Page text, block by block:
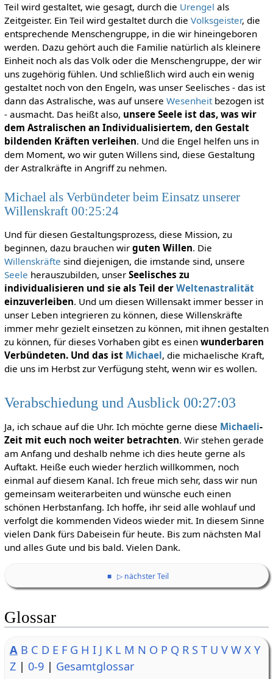
Teil wird gestaltet, wie gesagt, durch die Urengel als
Zeitgeister. Ein Teil wird gestaltet durch die Volksgeister, die
entsprechende Menschengruppe, in die wir hineingeboren
werden. Dazu gehört auch die Familie natürlich als kleinere
Einheit noch als das Volk oder die Menschengruppe, der wir
uns zugehörig fühlen. Und schließlich wird auch ein wenig
gestaltet noch von den Engeln, was unser Seelisches - das ist
dann das Astralische, was auf unsere Wesenheitbezogen ist
- ausmacht. Das heißt also, unsere Seele ist das, was wir
dem Astralischen an Individualisiertem, den Gestalt
bildenden Kräften verleihen. Und die Engel helfen uns in
dem Moment, wo wir guten Willens sind, diese Gestaltung
der Astralkräfte in Angriff zu nehmen.
Michael als Verbündeter beim Einsatz unserer
Willenskraft 00:25:24
Und für diesen Gestaltungsprozess, diese Mission, zu
beginnen, dazu brauchen wir guten Willen. Die
Willenskräfte sind diejenigen, die imstande sind, unsere
Seele herauszubilden, unser Seelisches zu
individualisieren und sie als Teil der Weltenastralität
einzuverleiben. Und um diesen Willensakt immer besser in
unser Leben integrieren zu können, diese Willenskräfte
immer mehr gezielt einsetzen zu können, mit ihnen gestalten
zu können, für dieses Vorhaben gibt es einen wunderbaren
Verbündeten. Und das ist Michael, die michaelische Kraft,
die uns im Herbst zur Verfügung steht, wenn wir es wollen.
Verabschiedung und Ausblick 00:27:03
Ja, ich schaue auf die Uhr. Ich möchte gerne diese Michaeli-
Zeit mit euch noch weiter betrachten. Wir stehen gerade
am Anfang und deshalb nehme ich dies heute gerne als
Auftakt. Heiße euch wieder herzlich willkommen, noch
einmal auf diesem Kanal. Ich freue mich sehr, dass wir nun
gemeinsam weiterarbeiten und wünsche euch einen
schönen Herbstanfang. Ich hoffe, ihr seid alle wohlauf und
verfolgt die kommenden Videos wieder mit. In diesem Sinne
vielen Dank fürs Dabeisein für heute. Bis zum nächsten Mal
und alles Gute und bis bald. Vielen Dank.
■ ▷ nächster Teil
Glossar
A B C D E F G H I J K L M N O P Q R S T U V W X Y
Z| 0-9| Gesamtglossar